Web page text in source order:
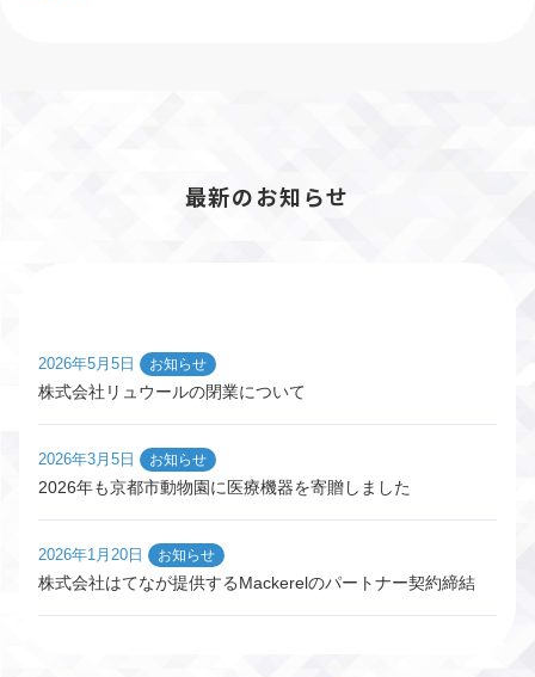
最新のお知らせ
2026年5月5日 お知らせ
株式会社リュウールの閉業について
2026年3月5日 お知らせ
2026年も京都市動物園に医療機器を寄贈しました
2026年1月20日 お知らせ
株式会社はてなが提供するMackerelのパートナー契約締結